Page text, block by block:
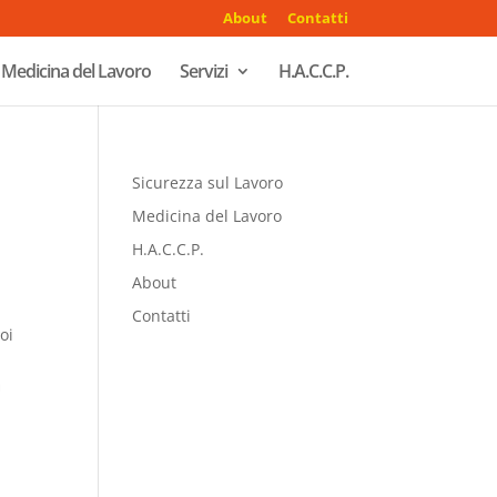
About Contatti
Medicina del Lavoro Servizi H.A.C.C.P.
Sicurezza sul Lavoro
Medicina del Lavoro
H.A.C.C.P.
About
Contatti